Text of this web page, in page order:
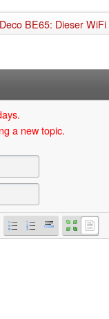
Deco BE65: Dieser
a new topic.